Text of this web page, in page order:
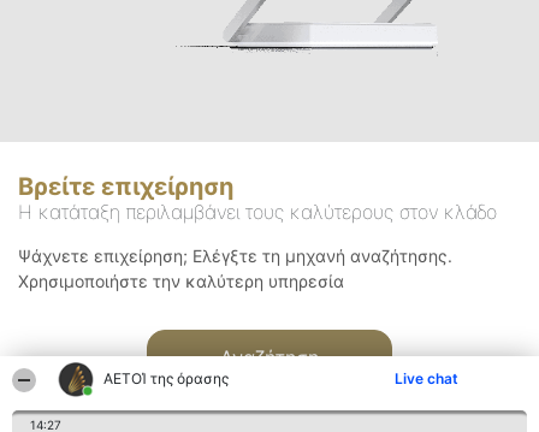
ΑΕΤΟΊ της όρασης Live chat
14:27
Βρείτε επιχείρηση
Η κατάταξη περιλαμβάνει τους καλύτερους στον κλάδο
Ψάχνετε επιχείρηση; Ελέγξτε τη μηχανή αναζήτησης.
Χρησιμοποιήστε την καλύτερη υπηρεσία
Αναζήτηση